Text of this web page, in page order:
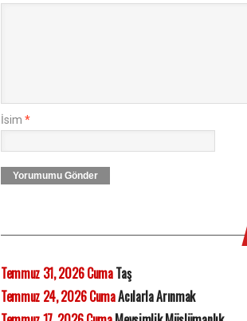
İsim *
Yorumumu Gönder
Temmuz 31, 2026 CumaTaş
Temmuz 24, 2026 CumaAcılarla Arınmak